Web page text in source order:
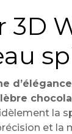
3D
la
et la